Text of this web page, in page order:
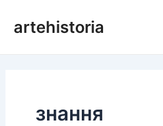
artehistoria
знання